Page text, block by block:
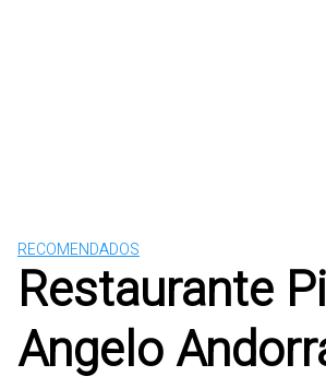
RECOMENDADOS
Restaurante
Angelo